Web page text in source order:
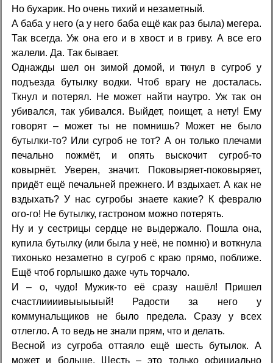
Но бухарик. Но очень тихий и незаметный.
А баба у него (а у него баба ещё как раз была) мегера.
Так всегда. Уж она его и в хвост и в гриву. А все его
жалели. Да. Так бывает.
Однажды шел он зимой домой, и ткнул в сугроб у
подъезда бутылку водки. Чтоб врагу не досталась.
Ткнул и потерял. Не может найти наутро. Уж так он
убивался, так убивался. Выйдет, поищет, а нету! Ему
говорят – может ты не помнишь? Может не было
бутылки-то? Или сугроб не тот? А он только плечами
печально пожмёт, и опять выскочит сугроб-то
ковырнёт. Уверен, значит. Поковыряет-поковыряет,
придёт ещё печальней прежнего. И вздыхает. А как не
вздыхать? У нас сугробы знаете какие? К февралю
ого-го! Не бутылку, гастроном можно потерять.
Ну и у сестрицы сердце не выдержало. Пошла она,
купила бутылку (или была у неё, не помню) и воткнула
тихонько незаметно в сугроб с краю прямо, поближе.
Ещё чтоб горлышко даже чуть торчало.
И – о, чудо! Мужик-то её сразу нашёл! Пришел
счастлиииивыыыыый! Радости за него у
коммунальщиков не было предела. Сразу у всех
отлегло. А то ведь не знали прям, что и делать.
Весной из сугроба оттаяло ещё шесть бутылок. А
может и больше. Шесть – это только официально